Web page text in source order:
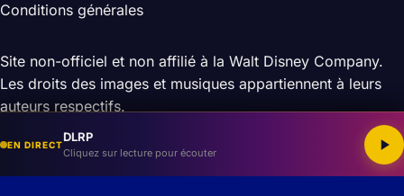
Conditions générales
Site non-officiel et non affilié à la Walt Disney Company.
Les droits des images et musiques appartiennent à leurs
auteurs respectifs.
EN DIRECT
DLRP
Cliquez sur lecture pour écouter